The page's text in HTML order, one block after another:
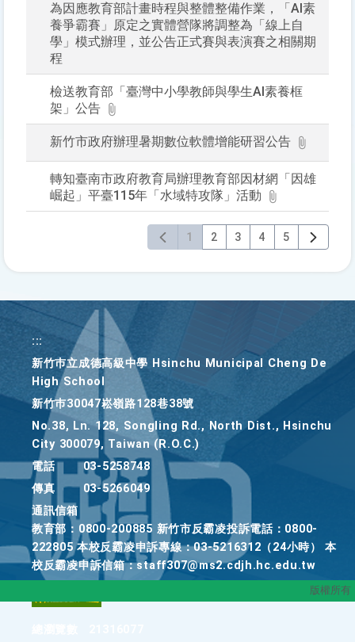
為因應教育部計畫時程與整體整備作業，「AI素
養爭霸賽」原定之實體營隊將調整為「線上自
學」模式辦理，並公告正式賽與表演賽之相關期
程
檢送教育部「臺灣中小學教師與學生AI素養框
架」公告
新竹市政府辦理暑期數位軟體增能研習公告
轉知臺南市政府教育局辦理教育部因材網「因雄
崛起」平臺115年「水域特攻隊」活動
1 2 3 4 5
:::
新竹巿立成德高級中學 Hsinchu Municipal Cheng De
High School
新竹巿30047崧嶺路128巷38號
No.38, Ln. 128, Songling Rd., North Dist., Hsinchu
City 300079, Taiwan (R.O.C.)
電話
03-5258748
傳真
03-5266049
通訊信箱
教育部：0800-200885 新竹市反霸凌投訴電話：0800-
222805 本校反霸凌申訴專線：03-5216312（24小時） 本
校反霸凌申訴信箱：staff307@ms2.cdjh.hc.edu.tw
版權所有